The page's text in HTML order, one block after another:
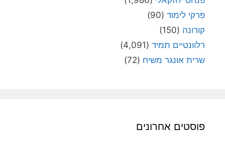
פרקי לימוד (90)
קורונה (150)
רלוונטיים תמיד (4,091)
שרית אונגר משיח (72)
פוסטים אחרונים